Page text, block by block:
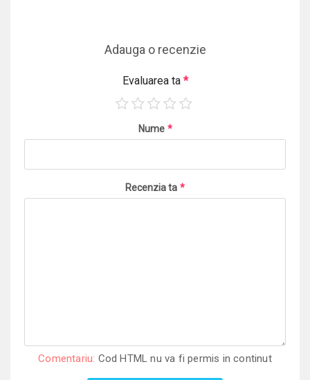
Adauga o recenzie
Evaluarea ta *
Nume *
Recenzia ta *
Comentariu: Cod HTML nu va fi permis in continut